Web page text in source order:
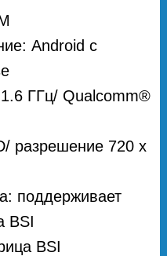
Android с
ГГц/ Qualcomm®
разрешение 720 x
поддерживает
BSI
BSI